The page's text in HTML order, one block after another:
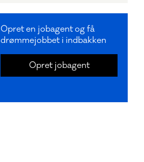
Opret en jobagent og få
drømmejobbet i indbakken
Opret jobagent